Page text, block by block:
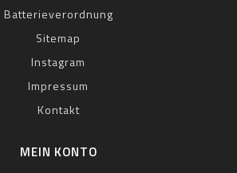
Batterieverordnung
Sitemap
Instagram
Impressum
Kontakt
MEIN KONTO